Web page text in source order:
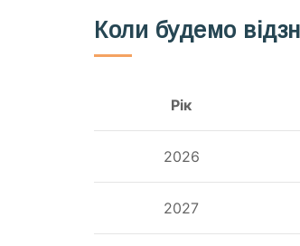
Коли будемо
Рік
2026
2027